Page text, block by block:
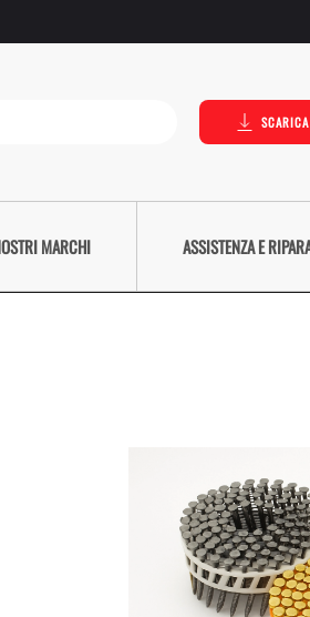
MARCHI ASSISTENZA E